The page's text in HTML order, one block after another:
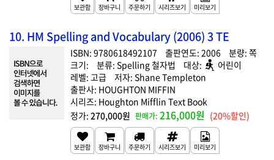
10. HM Spelling and Vocabulary (2006) 3 TE
9780618492107
2006
Spelling 철자법
어린이
고급
Shane Templeton
HOUGHTON MIFFIN
Houghton Mifflin Text Book
270,000원
216,000원 (20%할인)